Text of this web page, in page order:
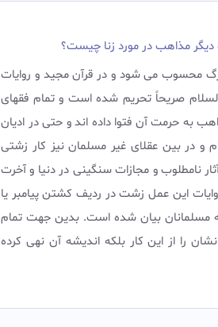
دیگر مذاهب در مورد زنا چیست؟
محسوب می شود و در قرآن مجید و روایات
صریحاً تحریم شده است و تمام فقهای
به حرمت آن فتوا داده اند و حتی در ادیان
و در بین عقلای غیر مسلمان نیز کار زشتی
نامطلوب و مجازات سنگینی در دنیا و آخرت
این عمل زشت در ردیف کشتن پیامبر یا
مسلمانان بیان شده است. بدین جهت تمام
را از این کار بلکه اندیشه آن نهی کرده